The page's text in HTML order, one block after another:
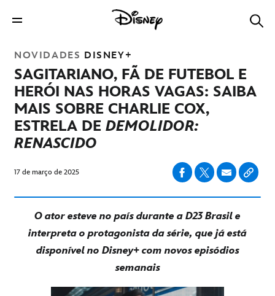
NOVIDADES DISNEY+
SAGITARIANO, FÃ DE FUTEBOL E
HERÓI NAS HORAS VAGAS: SAIBA
MAIS SOBRE CHARLIE COX,
ESTRELA DE DEMOLIDOR:
RENASCIDO
17 de março de 2025
O ator esteve no país durante a D23 Brasil e
interpreta o protagonista da série, que já está
disponível no Disney+ com novos episódios
semanais